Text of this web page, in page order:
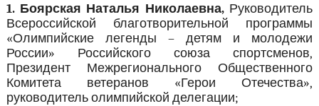
1. Боярская Наталья Николаевна,Руководитель
Всероссийской благотворительной программы
«Олимпийские легенды – детям и молодежи
России» Российского союза спортсменов,
Президент Межрегионального Общественного
Комитета ветеранов «Герои Отечества»,
руководитель олимпийской делегации;